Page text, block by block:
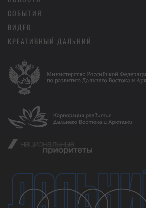
СОБЫТИЯ
ВИДЕО
КРЕАТИВНЫЙ ДАЛЬНИЙ